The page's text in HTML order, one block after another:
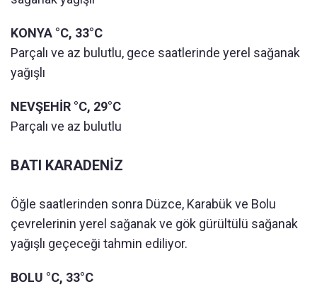
KONYA °C, 33°C
Parçalı ve az bulutlu, gece saatlerinde yerel sağanak
yağışlı
NEVŞEHİR °C, 29°C
Parçalı ve az bulutlu
BATI KARADENİZ
Öğle saatlerinden sonra Düzce, Karabük ve Bolu
çevrelerinin yerel sağanak ve gök gürültülü sağanak
yağışlı geçeceği tahmin ediliyor.
BOLU °C, 33°C